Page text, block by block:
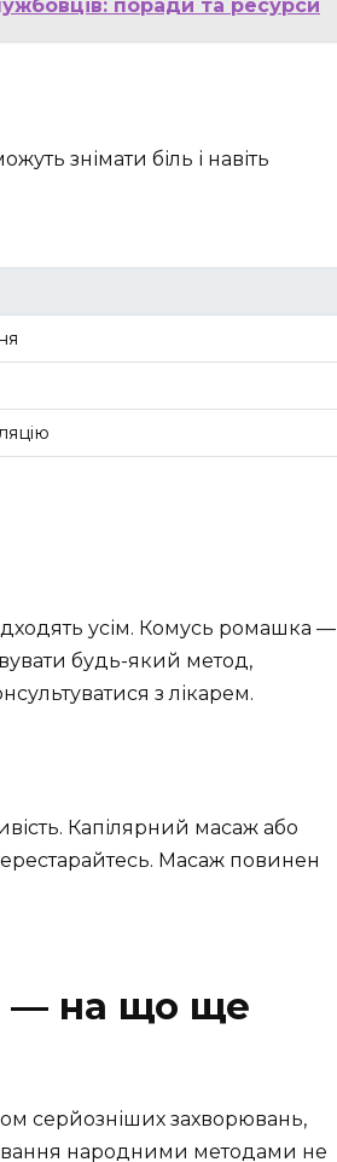
поради та ресурси
знімати біль і навіть
усім. Комусь ромашка —
будь-який метод,
з лікарем.
Капілярний масаж або
Масаж повинен
— на що ще
серйозніших захворювань,
народними методами не